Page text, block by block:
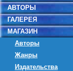
АВТОРЫ
ГАЛЕРЕЯ
МАГАЗИН
Авторы
Жанры
Издательства